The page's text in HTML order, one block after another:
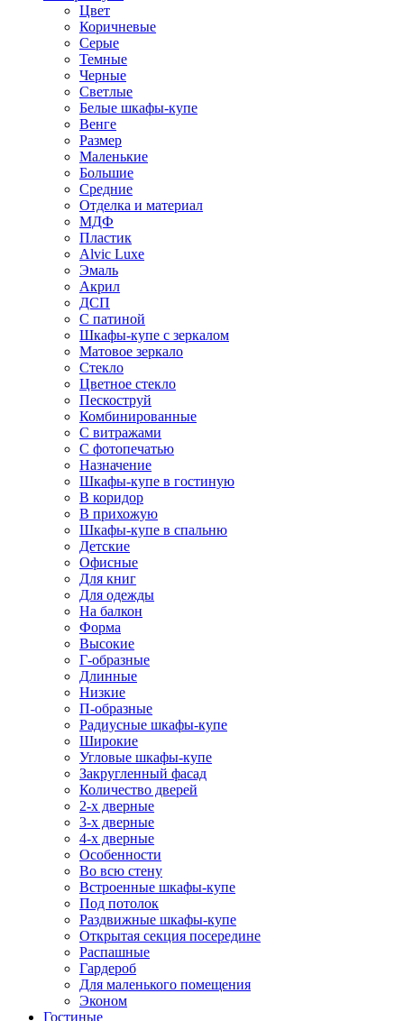
Цвет
Коричневые
Серые
Темные
Черные
Светлые
Белые шкафы-купе
Венге
Размер
Маленькие
Большие
Средние
Отделка и материал
МДФ
Пластик
Alvic Luxe
Эмаль
Акрил
ДСП
С патиной
Шкафы-купе с зеркалом
Матовое зеркало
Стекло
Цветное стекло
Пескоструй
Комбинированные
С витражами
С фотопечатью
Назначение
Шкафы-купе в гостиную
В коридор
В прихожую
Шкафы-купе в спальню
Детские
Офисные
Для книг
Для одежды
На балкон
Форма
Высокие
Г-образные
Длинные
Низкие
П-образные
Радиусные шкафы-купе
Широкие
Угловые шкафы-купе
Закругленный фасад
Количество дверей
2-х дверные
3-х дверные
4-х дверные
Особенности
Во всю стену
Встроенные шкафы-купе
Под потолок
Раздвижные шкафы-купе
Открытая секция посередине
Распашные
Гардероб
Для маленького помещения
Эконом
Гостиные